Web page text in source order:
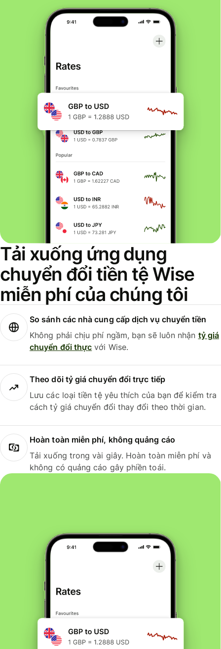
Tải xuống ứng dụng
chuyển đổi tiền tệ Wise
miễn phí của chúng tôi
So sánh các nhà cung cấp dịch vụ chuyển tiền
Không phải chịu phí ngầm, bạn sẽ luôn nhận tỷ giá
chuyển đổi thực với Wise.
Theo dõi tỷ giá chuyển đổi trực tiếp
Lưu các loại tiền tệ yêu thích của bạn để kiểm tra
cách tỷ giá chuyển đổi thay đổi theo thời gian.
Hoàn toàn miễn phí, không quảng cáo
Tải xuống trong vài giây. Hoàn toàn miễn phí và
không có quảng cáo gây phiền toái.